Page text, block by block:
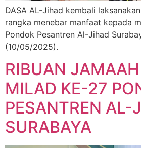
DASA AL-Jihad kembali
rangka menebar manfaat kepada
Pondok Pesantren Al-Jihad
(10/05/2025).
RIBUAN
MILAD KE-27
PESANTREN AL-
SURABAYA